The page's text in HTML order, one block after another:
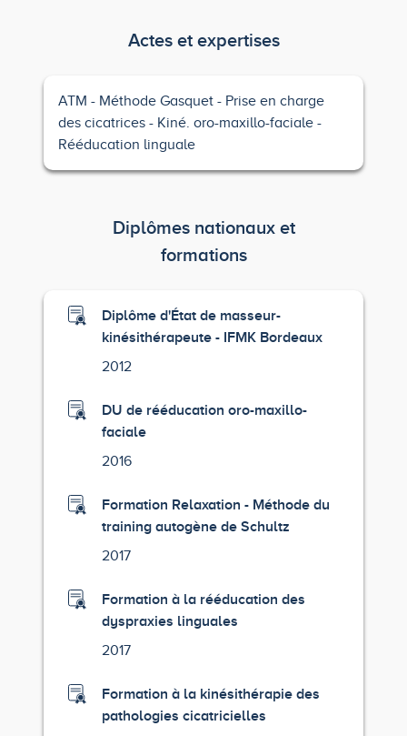
Actes et expertises
ATM Méthode Gasquet
Prise en charge
des cicatrices
Kiné. oro-maxillo-faciale
Rééducation linguale
Diplômes nationaux et
formations
Diplôme d'État de masseur-
kinésithérapeute - IFMK Bordeaux
2012
DU de rééducation oro-maxillo-
faciale
2016
Formation Relaxation - Méthode du
training autogène de Schultz
2017
Formation à la rééducation des
dyspraxies linguales
2017
Formation à la kinésithérapie des
pathologies cicatricielles